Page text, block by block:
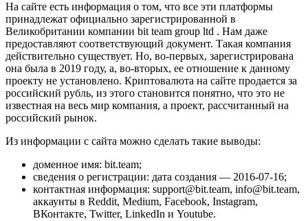
На сайте есть информация о том, что все эти платформы
принадлежат официально зарегистрированной в
Великобритании компании bit team group ltd . Нам даже
предоставляют соответствующий документ. Такая компания
действительно существует. Но, во-первых, зарегистрирована
она была в 2019 году, а, во-вторых, ее отношение к данному
проекту не установлено. Криптовалюта на сайте продается за
российский рубль, из этого становится понятно, что это не
известная на весь мир компания, а проект, рассчитанный на
российский рынок.
Из информации с сайта можно сделать такие выводы:
доменное имя: bit.team;
сведения о регистрации: дата создания — 2016-07-16;
контактная информация: support@bit.team, info@bit.team,
аккаунты в Reddit, Medium, Facebook, Instagram,
ВКонтакте, Twitter, LinkedIn и Youtube.